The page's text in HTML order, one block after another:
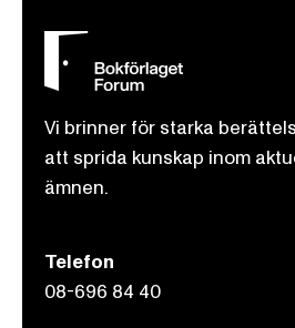
Vi brinner för starka
att sprida kunskap inom
ämnen.
Telefon
08-696 84 40